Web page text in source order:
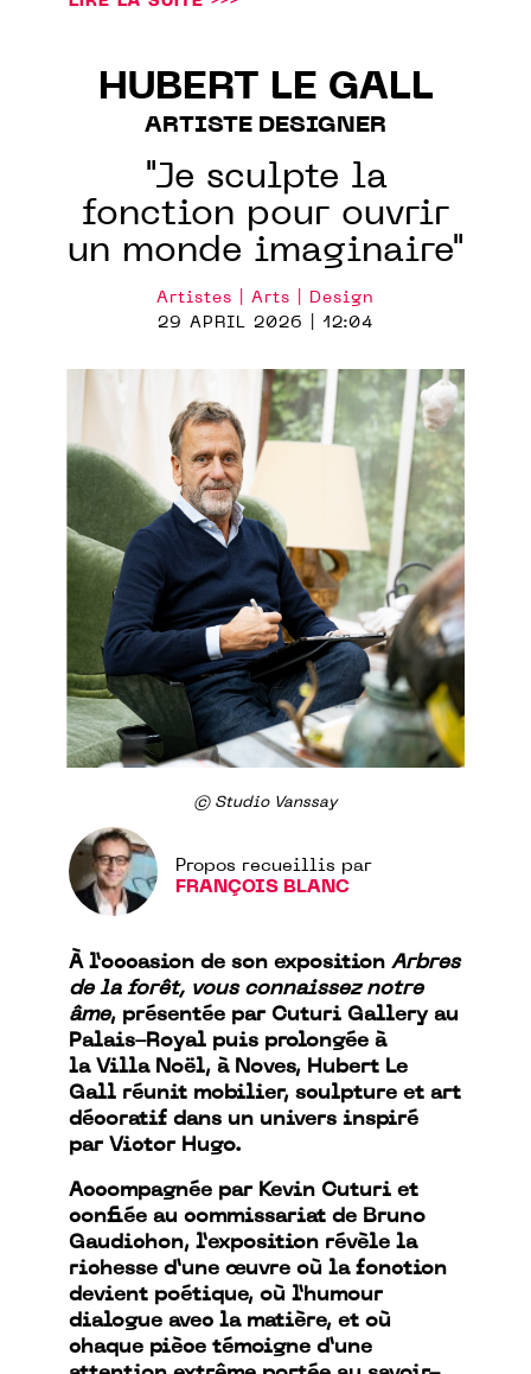
HUBERT LE GALL
ARTISTE DESIGNER
"Je sculpte la
fonction pour ouvrir
un monde imaginaire"
Artistes | Arts | Design
29 APRIL 2026 | 12:04
© Studio Vanssay
Propos recueillis par
FRANÇOIS BLANC
À l’occasion de son exposition Arbres
de la forêt, vous connaissez notre
âme, présentée par Cuturi Gallery au
Palais-Royal puis prolongée à
la Villa Noël, à Noves, Hubert Le
Gall réunit mobilier, sculpture et art
décoratif dans un univers inspiré
par Victor Hugo.
Accompagnée par Kevin Cuturi et
confiée au commissariat de Bruno
Gaudichon, l’exposition révèle la
richesse d’une œuvre où la fonction
devient poétique, où l’humour
dialogue avec la matière, et où
chaque pièce témoigne d’une